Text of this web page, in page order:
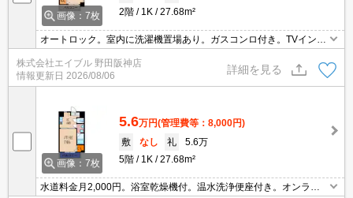
画像：7枚
2階
1K 27.68m²
オートロック。室内に洗濯機置場あり。ガスコンロ付き。TVインタ
株式会社エイブル 野田阪神店
情報更新日 2026/08/06
詳細を見る
画像：7枚
5.6万円(管理費等：8,000円)
敷
なし 礼
5.6万
5階
1K 27.68m²
水道料金月2,000円。浴室乾燥機付。温水洗浄便座付き。オンライ